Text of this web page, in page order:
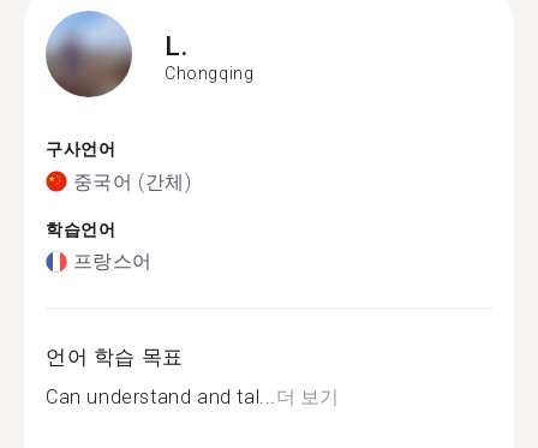
L.
Chongqing
구사언어
중국어 (간체)
학습언어
프랑스어
언어 학습 목표
Can understand and tal...더 보기